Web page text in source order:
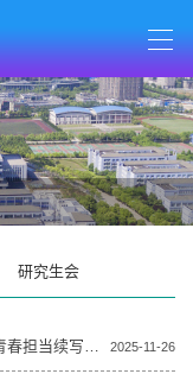
研究生会
数学学院开展“以数学视角回望渡江战役，用青春担当续写时代华章”场馆里的思政课 2025-11-26